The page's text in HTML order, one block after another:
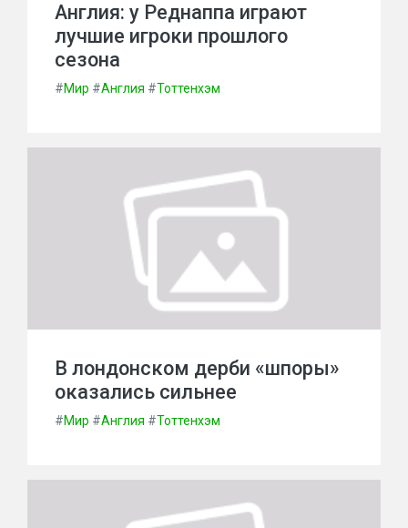
Англия: у Реднаппа играют
лучшие игроки прошлого
сезона
#Мир #Англия #Тоттенхэм
В лондонском дерби «шпоры»
оказались сильнее
#Мир #Англия #Тоттенхэм